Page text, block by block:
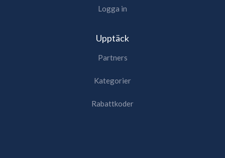
Logga in
Upptäck
Partners
Kategorier
Rabattkoder